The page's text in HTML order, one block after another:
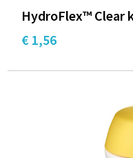
HydroFlex™ Clear
€ 1,56